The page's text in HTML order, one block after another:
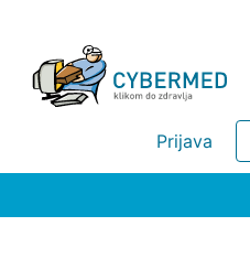
Prijava